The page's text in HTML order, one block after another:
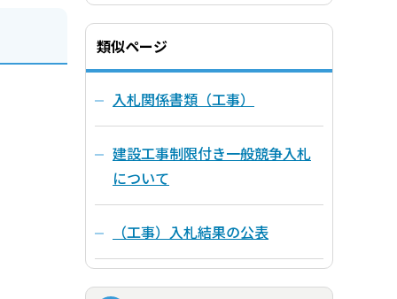
類似ページ
入札関係書類（工事）
建設工事制限付き一般競争入札
について
（工事）入札結果の公表